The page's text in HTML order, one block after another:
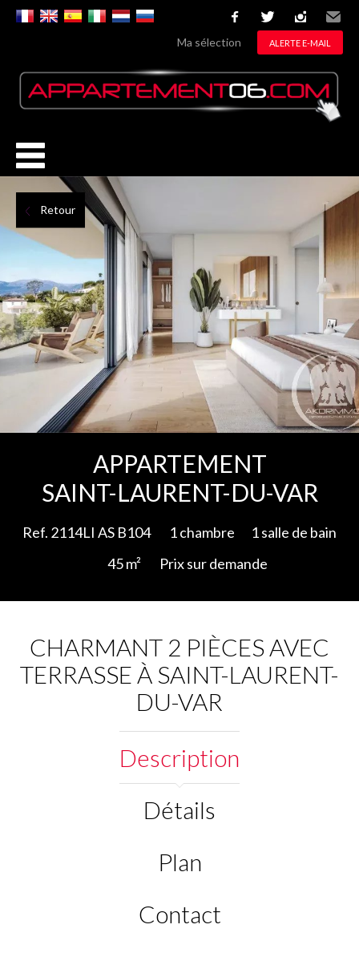
facebooktwitterinstagram
Email
Ma sélection ALERTE E-MAIL
Retour
APPARTEMENT
SAINT-LAURENT-DU-VAR
Ref. 2114LI AS B104 1 chambre
1 salle de bain
45 m²
Prix sur demande
CHARMANT 2 PIÈCES AVEC
TERRASSE À SAINT-LAURENT-
DU-VAR
Description
Détails
Plan
Contact